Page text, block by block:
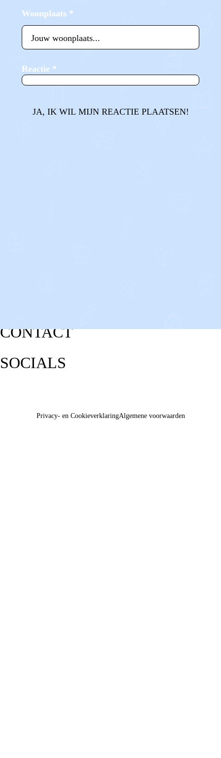
Woonplaats *
Reactie *
JA, IK WIL MIJN REACTIE PLAATSEN!
CONTACT
SOCIALS
Privacy- en CookieverklaringAlgemene voorwaarden